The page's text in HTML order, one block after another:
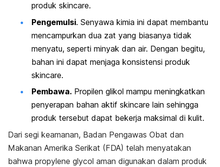
produk skincare.
Pengemulsi. Senyawa kimia ini dapat membantu
mencampurkan dua zat yang biasanya tidak
menyatu, seperti minyak dan air. Dengan begitu,
bahan ini dapat menjaga konsistensi produk
skincare.
Pembawa. Propilen glikol mampu meningkatkan
penyerapan bahan aktif skincare lain sehingga
produk tersebut dapat bekerja maksimal di kulit.
Dari segi keamanan, Badan Pengawas Obat dan
Makanan Amerika Serikat (FDA) telah menyatakan
bahwa propylene glycol aman digunakan dalam produk